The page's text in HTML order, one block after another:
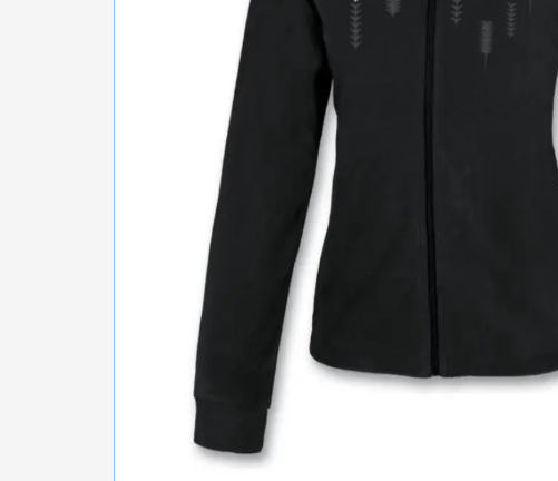
БІГ, ФІТНЕС, М'ЯЧІ
ВЕЛОСИПЕДИ
САМОКАТИ
ТЕНІС, БАДМІНТОН
ВОДНІ ВИДИ СПОРТУ
ТУРИЗМ